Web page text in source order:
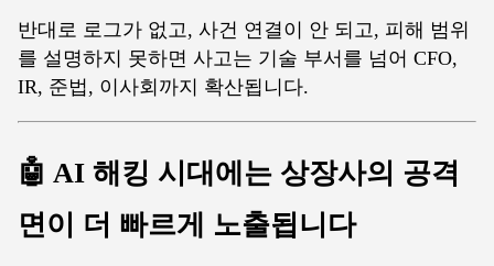
반대로 로그가 없고, 사건 연결이 안 되고, 피해 범위
를 설명하지 못하면 사고는 기술 부서를 넘어 CFO,
IR, 준법, 이사회까지 확산됩니다.
🤖 AI 해킹 시대에는 상장사의 공격
면이 더 빠르게 노출됩니다